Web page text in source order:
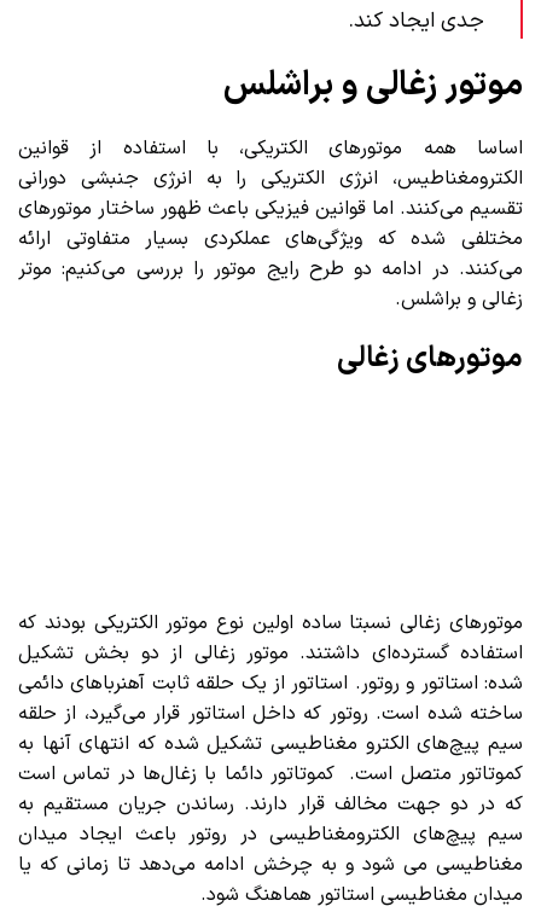
جدی ایجاد کند.
موتور زغالی و براشلس
اساسا همه موتورهای الکتریکی، با استفاده از قوانین
الکترومغناطیس، انرژی الکتریکی را به انرژی جنبشی دورانی
تقسیم می‌کنند. اما قوانین فیزیکی باعث ظهور ساختار موتورهای
مختلفی شده که ویژگی‌های عملکردی بسیار متفاوتی ارائه
می‌کنند. در ادامه دو طرح رایج موتور را بررسی می‌کنیم: موتر
زغالی و براشلس.
موتورهای زغالی
موتورهای زغالی نسبتا ساده اولین نوع موتور الکتریکی بودند که
استفاده گسترده‌ای داشتند. موتور زغالی از دو بخش تشکیل
شده: استاتور و روتور. استاتور از یک حلقه ثابت آهنرباهای دائمی
ساخته شده است. روتور که داخل استاتور قرار می‌گیرد، از حلقه
سیم پیچ‌های الکترو مغناطیسی تشکیل شده که انتهای آنها به
کموتاتور متصل است. کموتاتور دائما با زغال‌ها در تماس است
که در دو جهت مخالف قرار دارند. رساندن جریان مستقیم به
سیم پیچ‌های الکترومغناطیسی در روتور باعث ایجاد میدان
مغناطیسی می شود و به چرخش ادامه می‌دهد تا زمانی که یا
میدان مغناطیسی استاتور هماهنگ شود.